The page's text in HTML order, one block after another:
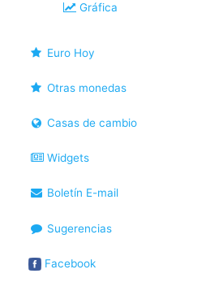
Gráfica
Euro Hoy
Otras monedas
Casas de cambio
Widgets
Boletín E-mail
Sugerencias
Facebook